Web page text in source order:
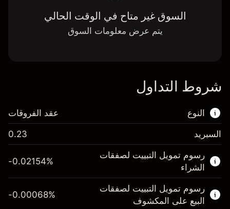
السوق غير متاح في الوقت الحالي
يتم عرض معلومات السوق
شروط التداول
النوع
هذا السوق المالي متاح للتداول من خلال عقود
الفروقات.
اعرف المزيد عن:
عقود الفروقات
عقد الفروقات
السبريد 0.23
رسوم تمويل التبييت لصفقات
الشراء
-0.02154%
رسوم تمويل التبييت لصفقات
البيع على المكشوف
-0.00068%